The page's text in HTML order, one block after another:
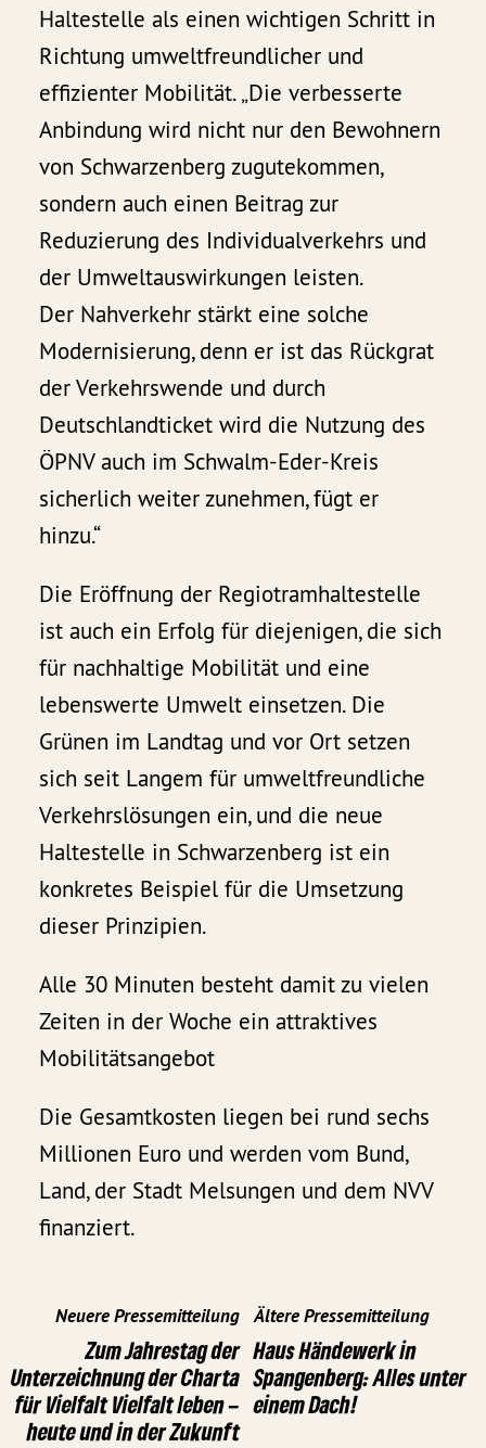
Haltestelle als einen wichtigen Schritt in
Richtung umweltfreundlicher und
effizienter Mobilität. „Die verbesserte
Anbindung wird nicht nur den Bewohnern
von Schwarzenberg zugutekommen,
sondern auch einen Beitrag zur
Reduzierung des Individualverkehrs und
der Umweltauswirkungen leisten.
Der Nahverkehr stärkt eine solche
Modernisierung, denn er ist das Rückgrat
der Verkehrswende und durch
Deutschlandticket wird die Nutzung des
ÖPNV auch im Schwalm-Eder-Kreis
sicherlich weiter zunehmen, fügt er
hinzu.“
Die Eröffnung der Regiotramhaltestelle
ist auch ein Erfolg für diejenigen, die sich
für nachhaltige Mobilität und eine
lebenswerte Umwelt einsetzen. Die
Grünen im Landtag und vor Ort setzen
sich seit Langem für umweltfreundliche
Verkehrslösungen ein, und die neue
Haltestelle in Schwarzenberg ist ein
konkretes Beispiel für die Umsetzung
dieser Prinzipien.
Alle 30 Minuten besteht damit zu vielen
Zeiten in der Woche ein attraktives
Mobilitätsangebot
Die Gesamtkosten liegen bei rund sechs
Millionen Euro und werden vom Bund,
Land, der Stadt Melsungen und dem NVV
finanziert.
Neuere Pressemitteilung
Zum Jahrestag der
Unterzeichnung der Charta
für Vielfalt Vielfalt leben –
heute und in der Zukunft
Ältere Pressemitteilung
Haus Händewerk in
Spangenberg: Alles unter
einem Dach!